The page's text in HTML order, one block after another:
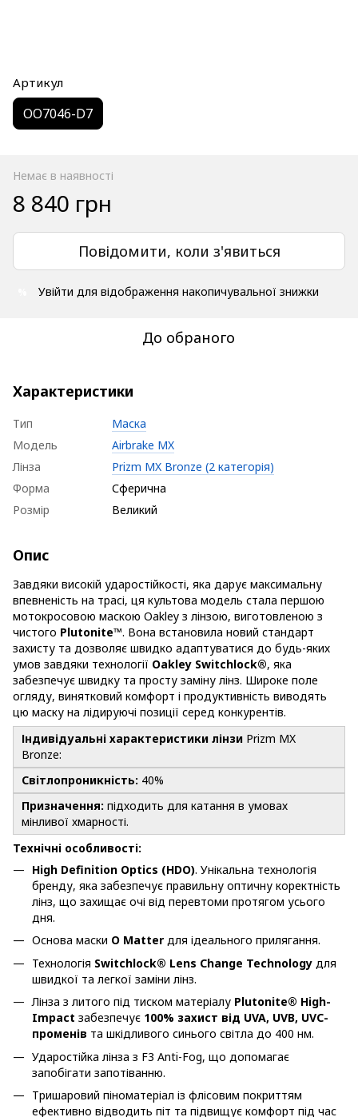
Артикул
OO7046-D7
Немає в наявності
8 840 грн
Повідомити, коли з'явиться
Увійти для відображення накопичувальної знижки
До обраного
Характеристики
Тип
Маска
Модель
Airbrake MX
Лінза
Prizm MX Bronze (2 категорія)
Форма
Сферична
Розмір
Великий
Опис
Завдяки високій ударостійкості, яка дарує максимальну
впевненість на трасі, ця культова модель стала першою
мотокросовою маскою Oakley з лінзою, виготовленою з
чистого Plutonite™. Вона встановила новий стандарт
захисту та дозволяє швидко адаптуватися до будь-яких
умов завдяки технології Oakley Switchlock®, яка
забезпечує швидку та просту заміну лінз. Широке поле
огляду, винятковий комфорт і продуктивність виводять
цю маску на лідируючі позиції серед конкурентів.
Індивідуальні характеристики лінзи Prizm MX
Bronze:
Світлопроникність: 40%
Призначення: підходить для катання в умовах
мінливої хмарності.
Технічні особливості:
High Definition Optics (HDO). Унікальна технологія
бренду, яка забезпечує правильну оптичну коректність
лінз, що захищає очі від перевтоми протягом усього
дня.
Основа маски O Matter для ідеального прилягання.
Технологія Switchlock® Lens Change Technology для
швидкої та легкої заміни лінз.
Лінза з литого під тиском матеріалу Plutonite® High-
Impact забезпечує 100% захист від UVA, UVB, UVC-
променів та шкідливого синього світла до 400 нм.
Ударостійка лінза з F3 Anti-Fog, що допомагає
запобігати запотіванню.
Тришаровий піноматеріал із флісовим покриттям
ефективно відводить піт та підвищує комфорт під час